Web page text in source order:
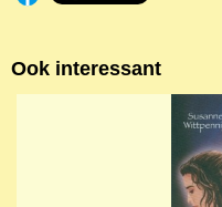
Ook interessant